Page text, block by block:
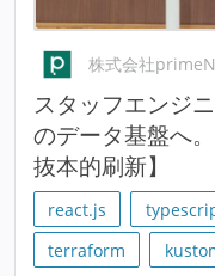
株式会社
スタッフエンジ
のデータ基盤へ
抜本的刷新】
react.js
terraform